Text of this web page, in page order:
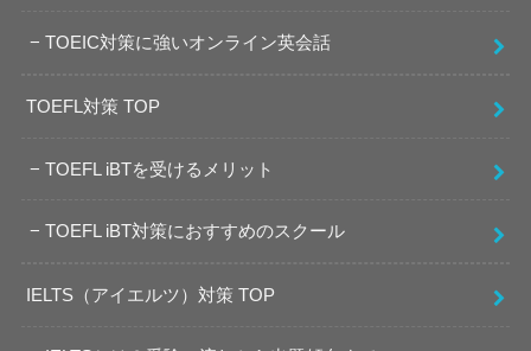
TOEIC対策に強いオンライン英会話
TOEFL対策 TOP
TOEFL iBTを受けるメリット
TOEFL iBT対策におすすめのスクール
IELTS（アイエルツ）対策 TOP